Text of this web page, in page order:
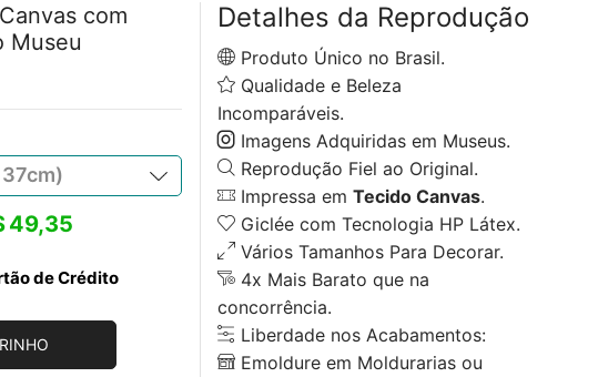
com
Museu
49,35
de Crédito
Detalhes da Reprodução
Produto Único no Brasil.
Qualidade e Beleza
Incomparáveis.
Imagens Adquiridas em Museus.
Reprodução Fiel ao Original.
Impressa em Tecido Canvas.
Giclée com Tecnologia HP Látex.
Vários Tamanhos Para Decorar.
4x Mais Barato que na
concorrência.
Liberdade nos Acabamentos:
Emoldure em Moldurarias ou